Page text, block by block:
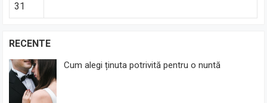
31
RECENTE
Cum alegi ținuta potrivită pentru o nuntă